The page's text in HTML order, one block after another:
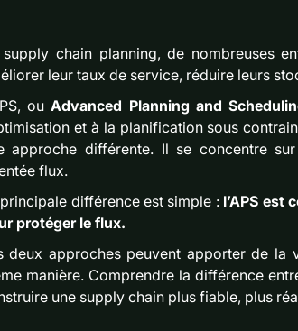
supply chain planning, de nombreuses
leur taux de service, réduire leurs
ouAdvanced Planning and
et à la planification sous
approche différente. Il se concentre
flux.
différence est simple : l’APS est
protéger le flux.
deux approches peuvent apporter de la
manière. Comprendre la différence
une supply chain plus fiable, plus